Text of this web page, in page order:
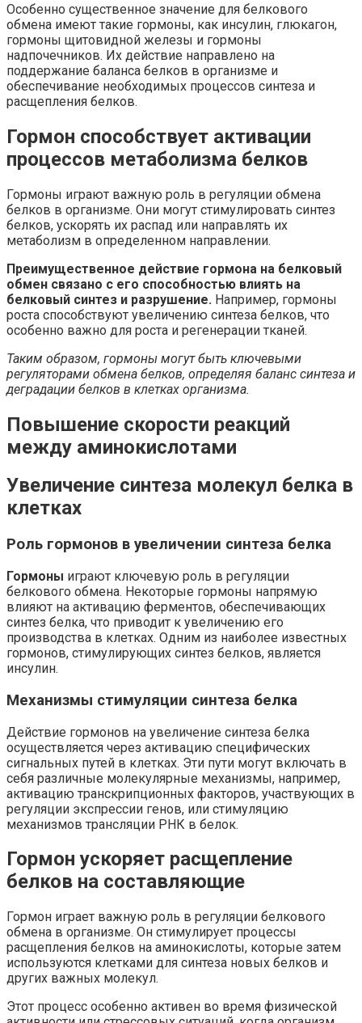
Особенно существенное значение для белкового
обмена имеют такие гормоны, как инсулин, глюкагон,
гормоны щитовидной железы и гормоны
надпочечников. Их действие направлено на
поддержание баланса белков в организме и
обеспечивание необходимых процессов синтеза и
расщепления белков.
Гормон способствует активации
процессов метаболизма белков
Гормоны играют важную роль в регуляции обмена
белков в организме. Они могут стимулировать синтез
белков, ускорять их распад или направлять их
метаболизм в определенном направлении.
Преимущественное действие гормона на белковый
обмен связано с его способностью влиять на
белковый синтез и разрушение. Например, гормоны
роста способствуют увеличению синтеза белков, что
особенно важно для роста и регенерации тканей.
Таким образом, гормоны могут быть ключевыми
регуляторами обмена белков, определяя баланс синтеза и
деградации белков в клетках организма.
Повышение скорости реакций
между аминокислотами
Увеличение синтеза молекул белка в
клетках
Роль гормонов в увеличении синтеза белка
Гормоны играют ключевую роль в регуляции
белкового обмена. Некоторые гормоны напрямую
влияют на активацию ферментов, обеспечивающих
синтез белка, что приводит к увеличению его
производства в клетках. Одним из наиболее известных
гормонов, стимулирующих синтез белков, является
инсулин.
Механизмы стимуляции синтеза белка
Действие гормонов на увеличение синтеза белка
осуществляется через активацию специфических
сигнальных путей в клетках. Эти пути могут включать в
себя различные молекулярные механизмы, например,
активацию транскрипционных факторов, участвующих в
регуляции экспрессии генов, или стимуляцию
механизмов трансляции РНК в белок.
Гормон ускоряет расщепление
белков на составляющие
Гормон играет важную роль в регуляции белкового
обмена в организме. Он стимулирует процессы
расщепления белков на аминокислоты, которые затем
используются клетками для синтеза новых белков и
других важных молекул.
Этот процесс особенно активен во время физической